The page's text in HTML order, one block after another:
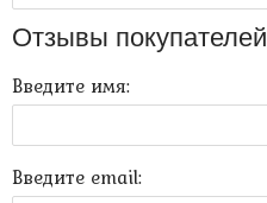
Отзывы покупателей
Введите имя:
Введите email: